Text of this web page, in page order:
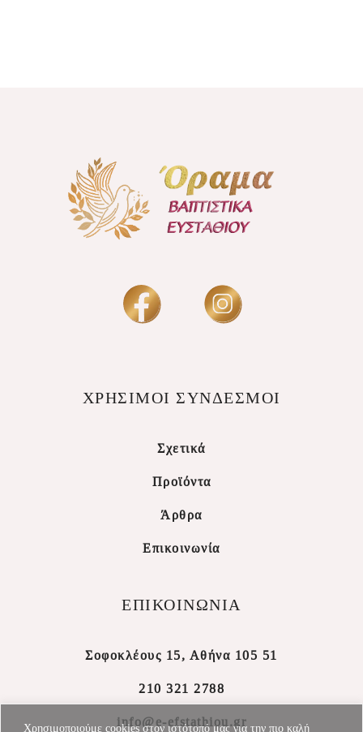
Χρησιμοποιούμε cookies στον ιστότοπό μας για την πιο καλή
ΧΡΗΣΙΜΟΙ ΣΥΝΔΕΣΜΟΙ
Σχετικά
Προϊόντα
Άρθρα
Επικοινωνία
ΕΠΙΚΟΙΝΩΝΙΑ
Σοφοκλέους 15, Αθήνα 105 51
210 321 2788
info@e-efstathiou.gr